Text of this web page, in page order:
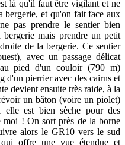
là qu'il faut être vigilant et ne
bergerie, et qu'on fait face aux
pas prendre le sentier bien
mais prendre un petit
de la bergerie. Ce sentier
avec un passage délicat
pied d'un couloir (790 m)
d'un pierrier avec des cairns et
devient ensuite très raide, à la
un bâton (voire un piolet)
est bien sèche pour des
moi ! On sort près de la borne
alors le GR10 vers le sud
offre une vue étendue et